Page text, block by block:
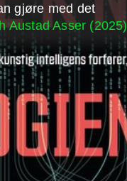
gjøre med det
Austad Asser (2025)